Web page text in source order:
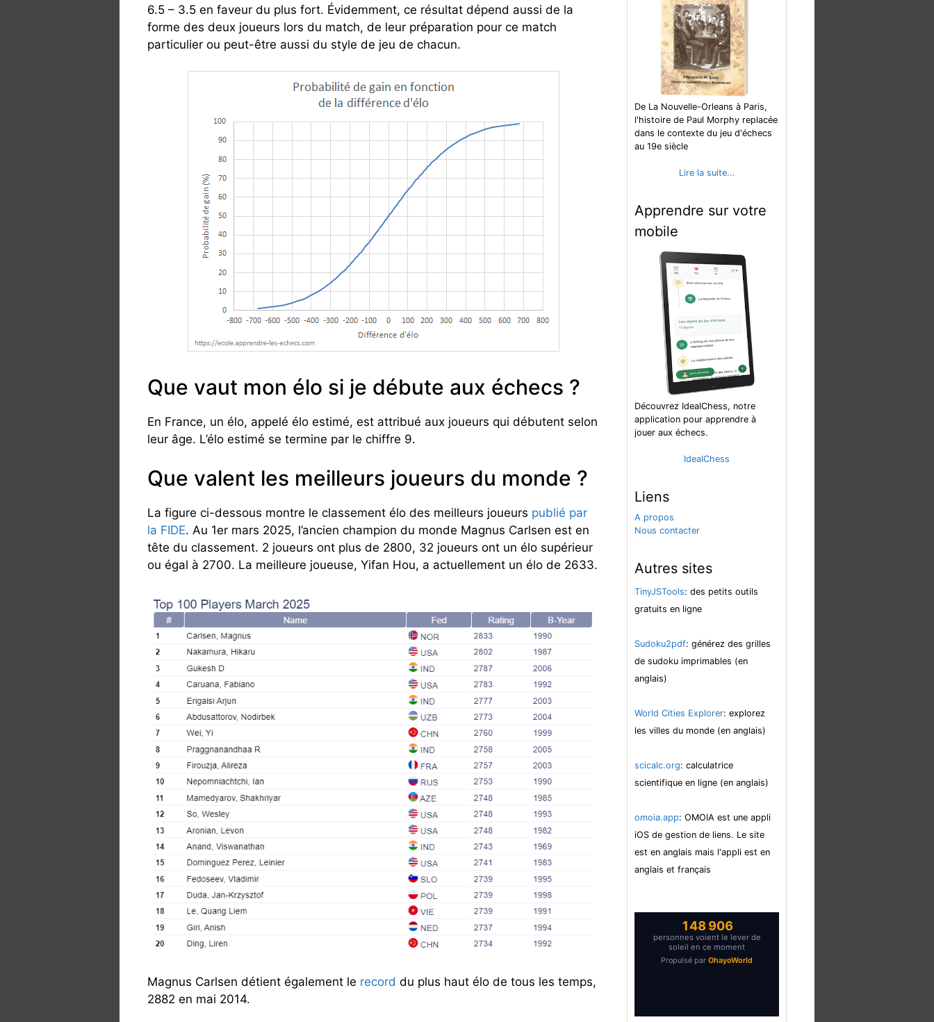
6.5 – 3.5 en faveur du plus fort. Évidemment, ce résultat dépend aussi de la
forme des deux joueurs lors du match, de leur préparation pour ce match
particulier ou peut-être aussi du style de jeu de chacun.
Que vaut mon élo si je débute aux échecs ?
En France, un élo, appelé élo estimé, est attribué aux joueurs qui débutent selon
leur âge. L’élo estimé se termine par le chiffre 9.
Que valent les meilleurs joueurs du monde ?
La figure ci-dessous montre le classement élo des meilleurs joueurs publié par
la FIDE. Au 1er mars 2025, l’ancien champion du monde Magnus Carlsen est en
tête du classement. 2 joueurs ont plus de 2800, 32 joueurs ont un élo supérieur
ou égal à 2700. La meilleure joueuse, Yifan Hou, a actuellement un élo de 2633.
Magnus Carlsen détient également le record du plus haut élo de tous les temps,
2882 en mai 2014.
De La Nouvelle-Orleans à Paris,
l'histoire de Paul Morphy replacée
dans le contexte du jeu d'échecs
au 19e siècle
Lire la suite...
Apprendre sur votre
mobile
Découvrez IdealChess, notre
application pour apprendre à
jouer aux échecs.
IdealChess
Liens
A propos
Nous contacter
Autres sites
TinyJSTools: des petits outils
gratuits en ligne
Sudoku2pdf: générez des grilles
de sudoku imprimables (en
anglais)
World Cities Explorer: explorez
les villes du monde (en anglais)
scicalc.org: calculatrice
scientifique en ligne (en anglais)
omoia.app: OMOIA est une appli
iOS de gestion de liens. Le site
est en anglais mais l'appli est en
anglais et français